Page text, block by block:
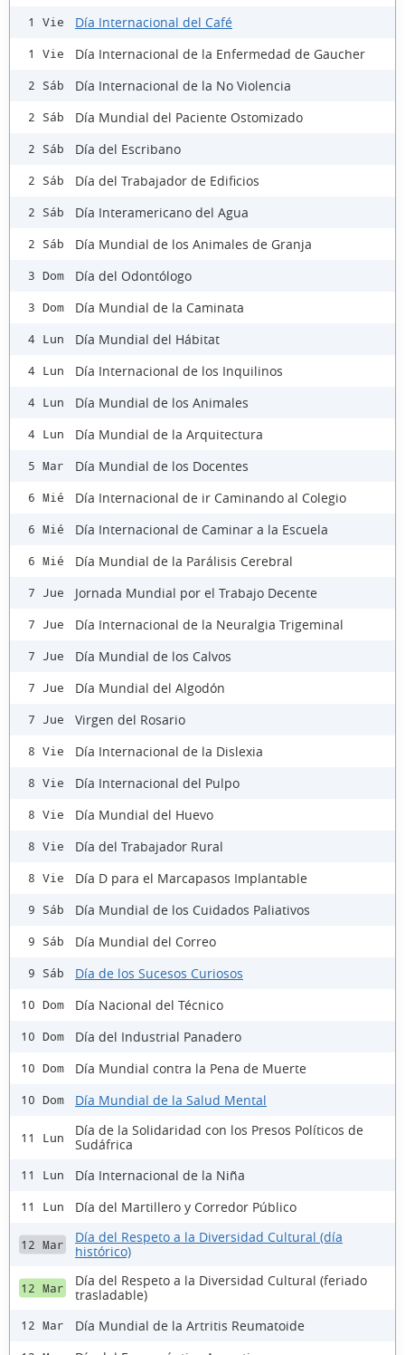
1 Vie Día Internacional del Café
1 Vie Día Internacional de la Enfermedad de Gaucher
2 Sáb Día Internacional de la No Violencia
2 Sáb Día Mundial del Paciente Ostomizado
2 Sáb Día del Escribano
2 Sáb Día del Trabajador de Edificios
2 Sáb Día Interamericano del Agua
2 Sáb Día Mundial de los Animales de Granja
3 Dom Día del Odontólogo
3 Dom Día Mundial de la Caminata
4 Lun Día Mundial del Hábitat
4 Lun Día Internacional de los Inquilinos
4 Lun Día Mundial de los Animales
4 Lun Día Mundial de la Arquitectura
5 Mar Día Mundial de los Docentes
6 Mié Día Internacional de ir Caminando al Colegio
6 Mié Día Internacional de Caminar a la Escuela
6 Mié Día Mundial de la Parálisis Cerebral
7 Jue Jornada Mundial por el Trabajo Decente
7 Jue Día Internacional de la Neuralgia Trigeminal
7 Jue Día Mundial de los Calvos
7 Jue Día Mundial del Algodón
7 Jue Virgen del Rosario
8 Vie Día Internacional de la Dislexia
8 Vie Día Internacional del Pulpo
8 Vie Día Mundial del Huevo
8 Vie Día del Trabajador Rural
8 Vie Día D para el Marcapasos Implantable
9 Sáb Día Mundial de los Cuidados Paliativos
9 Sáb Día Mundial del Correo
9 Sáb Día de los Sucesos Curiosos
10 Dom Día Nacional del Técnico
10 Dom Día del Industrial Panadero
10 Dom Día Mundial contra la Pena de Muerte
10 Dom Día Mundial de la Salud Mental
11 Lun
Día de la Solidaridad con los Presos Políticos de
Sudáfrica
11 Lun Día Internacional de la Niña
11 Lun Día del Martillero y Corredor Público
12 Mar
Día del Respeto a la Diversidad Cultural (día
histórico)
12 Mar
Día del Respeto a la Diversidad Cultural (feriado
trasladable)
12 Mar Día Mundial de la Artritis Reumatoide